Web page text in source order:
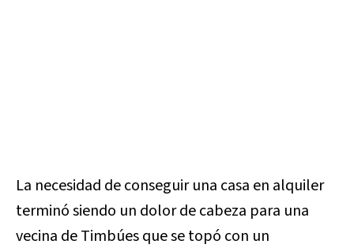
La necesidad de conseguir una casa en alquiler
terminó siendo un dolor de cabeza para una
vecina de Timbúes que se topó con un